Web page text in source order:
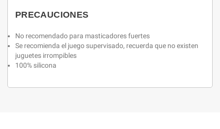
PRECAUCIONES
No recomendado para masticadores fuertes
Se recomienda el juego supervisado, recuerda que no existen
juguetes irrompibles
100% silicona